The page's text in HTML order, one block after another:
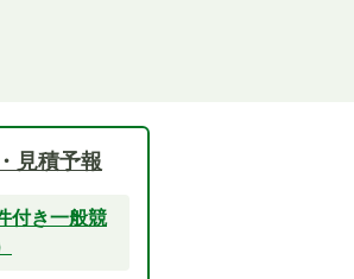
見積予報
付き一般競